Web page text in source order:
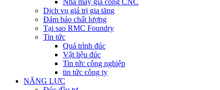
Dịch vụ giá trị gia tăng
Đảm bảo chất lượng
Tại sao RMC Foundry
Tin tức
Quá trình đúc
Vật liệu đúc
Tin tức công nghiệp
tin tức công ty
NĂNG LỰC